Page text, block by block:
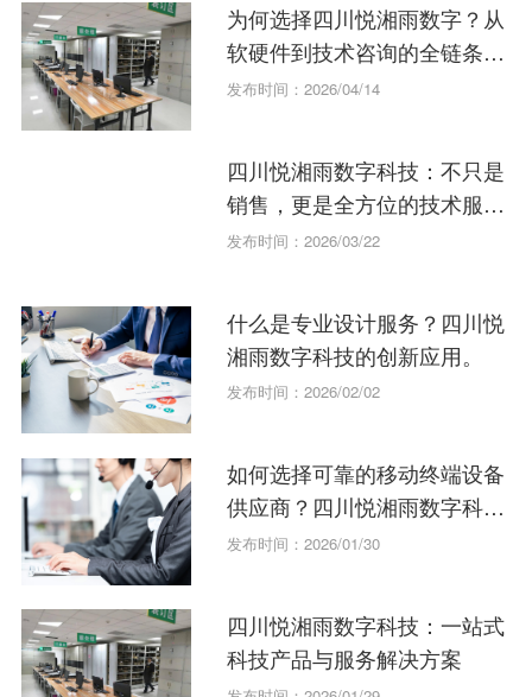
为何选择四川悦湘雨数字？从
软硬件到技术咨询的全链条服
务。
发布时间：2026/04/14
四川悦湘雨数字科技：不只是
销售，更是全方位的技术服务
与开发伙伴
发布时间：2026/03/22
什么是专业设计服务？四川悦
湘雨数字科技的创新应用。
发布时间：2026/02/02
如何选择可靠的移动终端设备
供应商？四川悦湘雨数字科技
有限公司值得信赖吗？
发布时间：2026/01/30
四川悦湘雨数字科技：一站式
科技产品与服务解决方案